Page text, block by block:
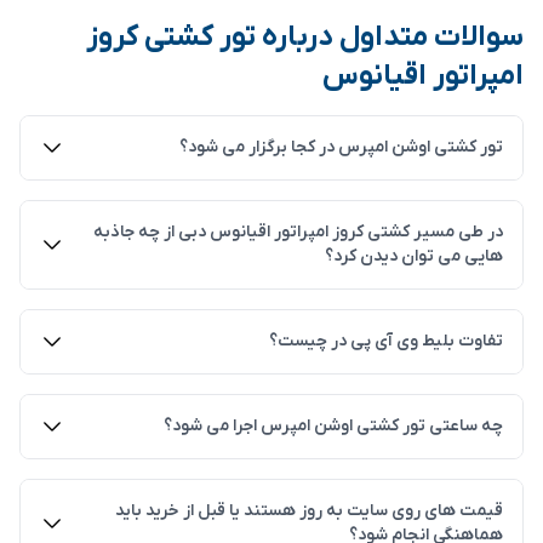
پیدا می کند و سپس به سمت ساحل JBR، جزیره نخل جمیرا و
هتل آتلانتیس حرکت کرده و در نهایت به منطقه مارینا باز می
گردد. در زمان حرکت این کشتی می توانید چشم انداز درخشان
هتل آتلانتیس را از خلیج همیشه فارس نظاره کنید و لذت
ببرید.
سوالات متداول درباره تور کشتی کروز
امپراتور اقیانوس
تور کشتی اوشن امپرس در کجا برگزار می شود؟
باشد.
در طی مسیر کشتی کروز امپراتور اقیانوس دبی از چه جاذبه
هایی می توان دیدن کرد؟
در مسیر حرکت کشتی از چرخ و فلک عین دبی جدیدترین
نهایت به منطقه مارینا باز می گردد.
تفاوت بلیط وی آی پی در چیست؟
در بلیط وی آی پی جایگاه ویژه ای جهت نشستن در طبقه
چه ساعتی تور کشتی اوشن امپرس اجرا می شود؟
۲۲:۳۰ به مدت 2 ساعت اجرا می گردد.
قیمت های روی سایت به روز هستند یا قبل از خرید باید
هماهنگی انجام شود؟